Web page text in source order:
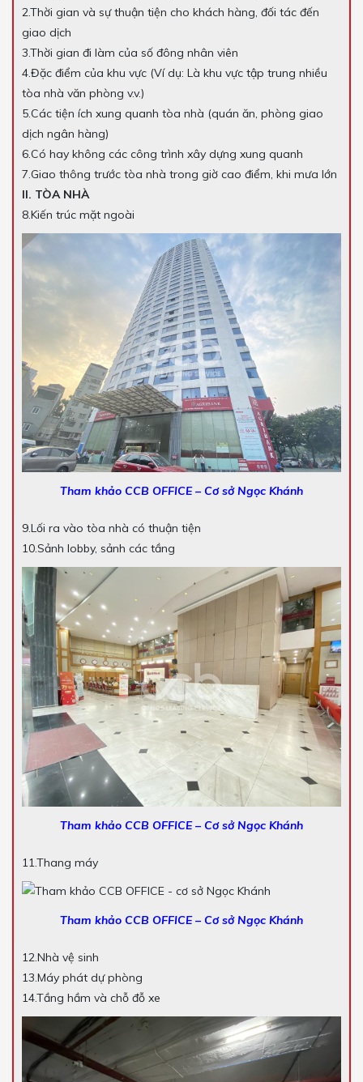
2.Thời gian và sự thuận tiện cho khách hàng, đối tác đến
giao dịch
3.Thời gian đi làm của số đông nhân viên
4.Đặc điểm của khu vực (Ví dụ: Là khu vực tập trung nhiều
tòa nhà văn phòng v.v.)
5.Các tiện ích xung quanh tòa nhà (quán ăn, phòng giao
dịch ngân hàng)
6.Có hay không các công trình xây dựng xung quanh
7.Giao thông trước tòa nhà trong giờ cao điểm, khi mưa lớn
II. TÒA NHÀ
8.Kiến trúc mặt ngoài
Tham khảo CCB OFFICE – Cơ sở Ngọc Khánh
9.Lối ra vào tòa nhà có thuận tiện
10.Sảnh lobby, sảnh các tầng
Tham khảo CCB OFFICE – Cơ sở Ngọc Khánh
11.Thang máy
Tham khảo CCB OFFICE – Cơ sở Ngọc Khánh
12.Nhà vệ sinh
13.Máy phát dự phòng
14.Tầng hầm và chỗ đỗ xe